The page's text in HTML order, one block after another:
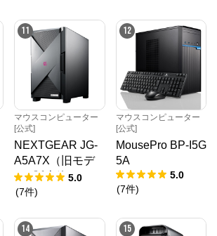
11
マウスコンピューター
[公式]
NEXTGEAR JG-
A5A7X（旧モデ
ル / 販売終了）
5.0
(7件)
12
マウスコンピューター
[公式]
MousePro BP-I5G
5A
5.0
(7件)
14 15